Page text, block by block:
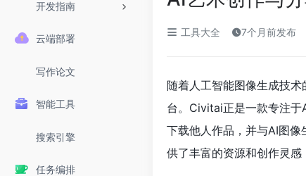
开发指南
云端部署
写作论文
智能工具
搜索引擎
任务编排
工具大全 7个月前发布
随着人工智能图像生成技
台。Civitai正是一款专注于
下载他人作品，并与AI图
供了丰富的资源和创作灵感